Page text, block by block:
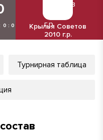
0 : 0
Крылья Советов
2010 г.р.
Турнирная таблица